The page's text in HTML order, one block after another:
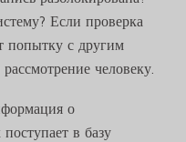
Если проверка
попытку с другим
человеку.
о
в базу